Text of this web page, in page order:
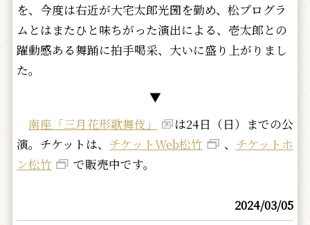
を、今度は右近が大宅太郎光圀を勤め、松プログラ
ムとはまたひと味ちがった演出による、壱太郎との
躍動感ある舞踊に拍手喝采、大いに盛り上がりまし
た。
▼
南座「三月花形歌舞伎」
は24日（日）までの公
演。チケットは、 チケットWeb松竹 、 チケットホ
ン松竹
で販売中です。
2024/03/05